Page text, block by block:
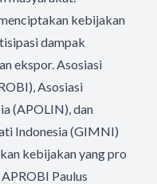
kebijakan
dampak
ekspor. Asosiasi
), Asosiasi
(APOLIN), dan
Indonesia (GIMNI)
kebijakan yang pro
APROBI Paulus